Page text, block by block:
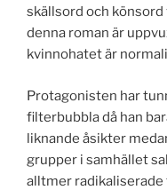
skällsord och könsord
denna roman är
kvinnohatet är
Protagonisten har
filterbubbla då han
liknande åsikter
grupper i samhället
alltmer